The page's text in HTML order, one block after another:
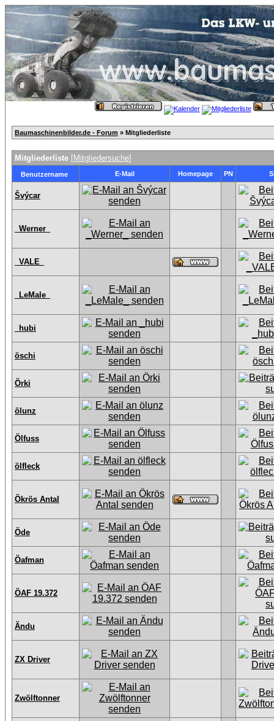
Baumaschinenbilder.de - Forum » Mitgliederliste
Mitgliederliste [Mitgliedersuche]
Benutzername E-Mail Homepage PN
Švýcar
_Werner_
_VALE_
_LeMale_
_hubi
öschi
Örki
ölunz
Ölfuss
ölfleck
Ökrös Antal
Öde
Öafman
ÖAF 19.372
Ändu
ZX Driver
Zwölftonner